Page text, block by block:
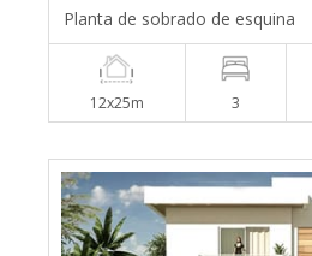
Planta de sobrado de esquina
12x25m 3